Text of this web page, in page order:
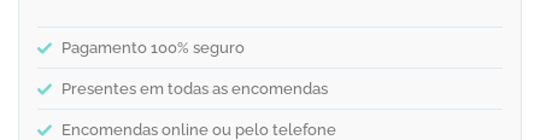
Pagamento 100% seguro
Presentes em todas as encomendas
Encomendas online ou pelo telefone